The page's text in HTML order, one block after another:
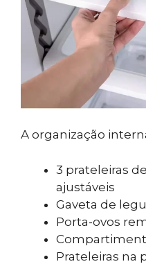
A organização
3 prateleiras
ajustáveis
Gaveta de
Porta-ovos
Prateleiras na